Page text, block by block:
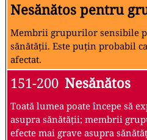
Nesănătos pentru
Membrii grupurilor sensibile
sănătății. Este puțin probabil
afectat.
151-200 Nesănătos
Toată lumea poate începe să
asupra sănătății; membrii
efecte mai grave asupra